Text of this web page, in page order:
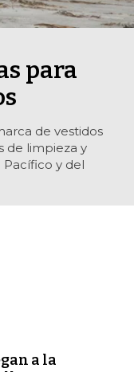
para
de vestidos
de limpieza y
y del
a la